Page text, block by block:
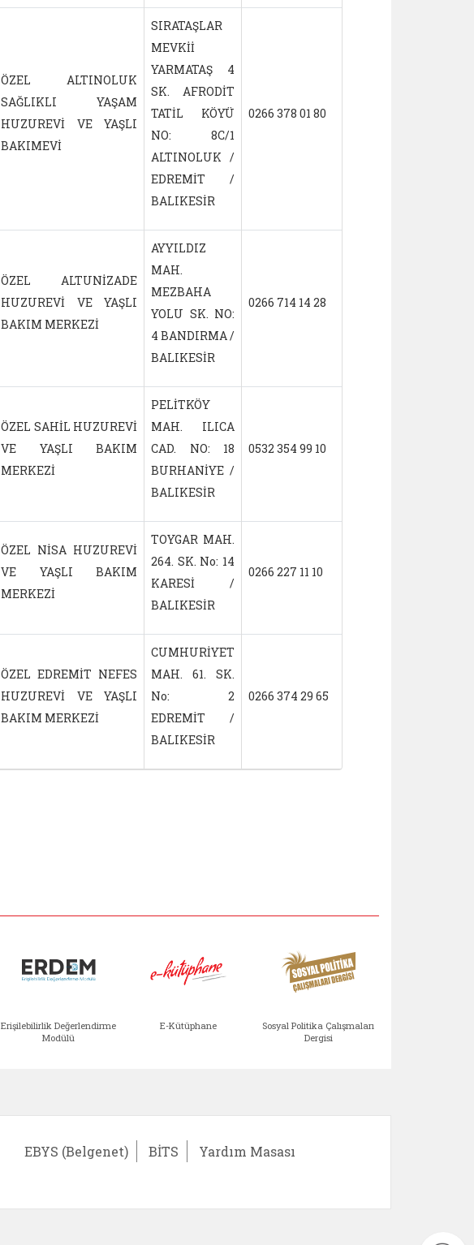
ÖZEL ALTINOLUK
SAĞLIKLI YAŞAM
HUZUREVİ VE YAŞLI
BAKIMEVİ
SIRATAŞLAR
MEVKİİ
YARMATAŞ 4
SK. AFRODİT
TATİL KÖYÜ
NO: 8C/1
ALTINOLUK /
EDREMİT /
BALIKESİR
0266 378 01 80
ÖZEL ALTUNİZADE
HUZUREVİ VE YAŞLI
BAKIM MERKEZİ
AYYILDIZ
MAH.
MEZBAHA
YOLU SK. NO:
4 BANDIRMA /
BALIKESİR
0266 714 14 28
ÖZEL SAHİL HUZUREVİ
VE YAŞLI BAKIM
MERKEZİ
PELİTKÖY
MAH. ILICA
CAD. NO: 18
BURHANİYE /
BALIKESİR
0532 354 99 10
ÖZEL NİSA HUZUREVİ
VE YAŞLI BAKIM
MERKEZİ
TOYGAR MAH.
264. SK. No: 14
KARESİ /
BALIKESİR
0266 227 11 10
ÖZEL EDREMİT NEFES
HUZUREVİ VE YAŞLI
BAKIM MERKEZİ
CUMHURİYET
MAH. 61. SK.
No: 2
EDREMİT /
BALIKESİR
0266 374 29 65
Erişilebilirlik Değerlendirme
Modülü
E-Kütüphane
Sosyal Politika Çalışmaları
Dergisi
EBYS (Belgenet) BİTS Yardım Masası